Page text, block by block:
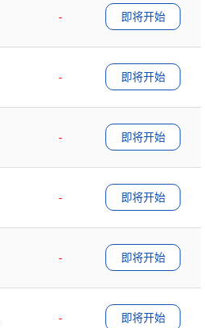
-
即将开始
-
即将开始
-
即将开始
-
即将开始
-
即将开始
-
即将开始